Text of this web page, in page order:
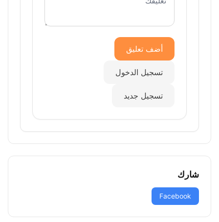
أضف تعليق
تسجيل الدخول
تسجيل جديد
شارك
Facebook